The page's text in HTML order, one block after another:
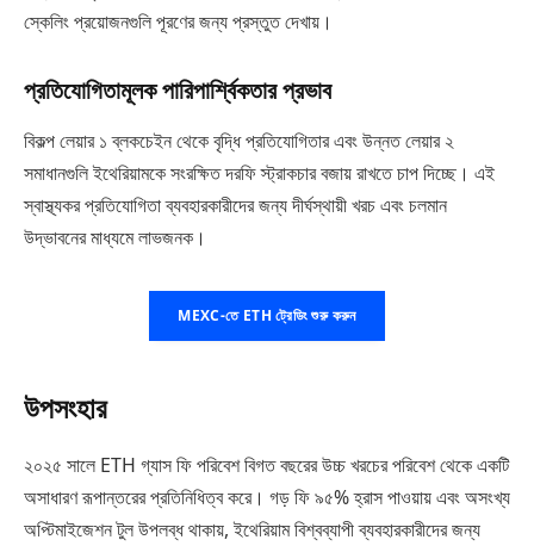
স্কেলিং প্রয়োজনগুলি পূরণের জন্য প্রস্তুত দেখায়।
প্রতিযোগিতামূলক পারিপার্শ্বিকতার প্রভাব
বিকল্প লেয়ার ১ ব্লকচেইন থেকে বৃদ্ধি প্রতিযোগিতার এবং উন্নত লেয়ার ২
সমাধানগুলি ইথেরিয়ামকে সংরক্ষিত দরফি স্ট্রাকচার বজায় রাখতে চাপ দিচ্ছে। এই
স্বাস্থ্যকর প্রতিযোগিতা ব্যবহারকারীদের জন্য দীর্ঘস্থায়ী খরচ এবং চলমান
উদ্ভাবনের মাধ্যমে লাভজনক।
MEXC-তে ETH ট্রেডিং শুরু করুন
উপসংহার
২০২৫ সালে ETH গ্যাস ফি পরিবেশ বিগত বছরের উচ্চ খরচের পরিবেশ থেকে একটি
অসাধারণ রূপান্তরের প্রতিনিধিত্ব করে। গড় ফি ৯৫% হ্রাস পাওয়ায় এবং অসংখ্য
অপ্টিমাইজেশন টুল উপলব্ধ থাকায়, ইথেরিয়াম বিশ্বব্যাপী ব্যবহারকারীদের জন্য